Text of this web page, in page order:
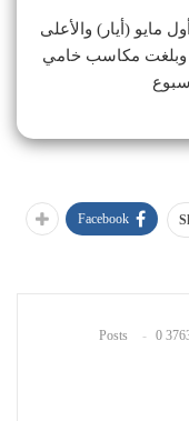
مايو (أيار) والأعلى
الوسيط منذ 24 مايو. وبلغت مكاسب خامي
Facebook
3763
0